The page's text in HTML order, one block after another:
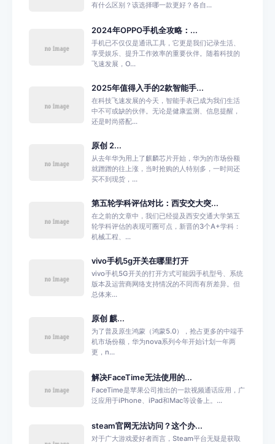
有什么区别？该选择哪一款更好？各自...
2024年OPPO手机全攻略：...
手机已不仅仅是通讯工具，它更是我们记录生活、
享受娱乐、提升工作效率的重要伙伴。随着科技的
飞速发展，O...
2025年值得入手的2款智能手...
在科技飞速发展的今天，智能手表已成为我们生活
中不可或缺的伙伴。无论是健康监测、信息提醒，
还是时尚搭配...
原创 2...
从去年华为用上了麒麟芯片开始，华为的市场份额
就蹭蹭的往上涨，当时抢购的人特别多，一时间还
买不到现货，...
第五轮学科评估对比：西安交大突...
在之前的文章中，我们已经提及西安交通大学第五
轮学科评估的表现可圈可点，新晋的3个A+学科：
机械工程、...
vivo手机5g开关在哪里打开
vivo手机5G开关的打开方式可能因手机型号、系统
版本及运营商网络支持情况的不同而有所差异。但
总体来...
原创 麒...
为了普及原生鸿蒙（鸿蒙5.0），抢占更多的中端手
机市场份额，华为nova系列今年开始计划一年两
更，n...
解决FaceTime无法使用的...
FaceTime是苹果公司推出的一款视频通话应用，广
泛应用于iPhone、iPad和Mac等设备上。...
steam官网无法访问？这个办...
对于广大游戏爱好者而言，Steam平台无疑是获取